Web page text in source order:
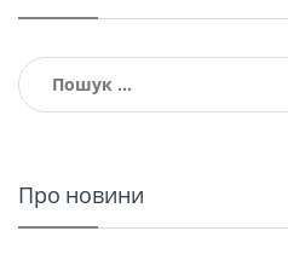
Пошук:
Про новини